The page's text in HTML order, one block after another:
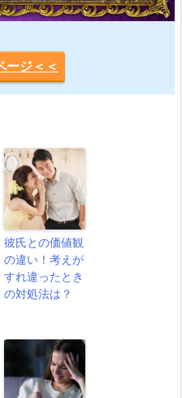
ージ＜＜
彼氏との価値観
の違い！考えが
すれ違ったとき
の対処法は？